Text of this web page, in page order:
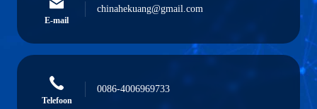
E-mail
chinahekuang@gmail.com
Telefoon
0086-4006969733